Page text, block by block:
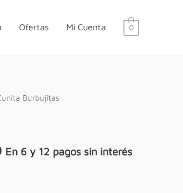
Ofertas Mi Cuenta 0
Burbujitas
En 6 y 12 pagos sin interés